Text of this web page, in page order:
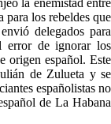
la enemistad entre
para los rebeldes que
delegados para
error de ignorar los
origen español. Este
de Zulueta y se
españolistas no
de La Habana